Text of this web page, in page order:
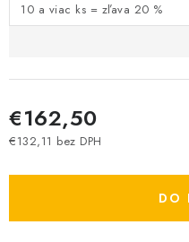
10 a viac ks = zľava 20 %
€162,50
€132,11 bez DPH
DO